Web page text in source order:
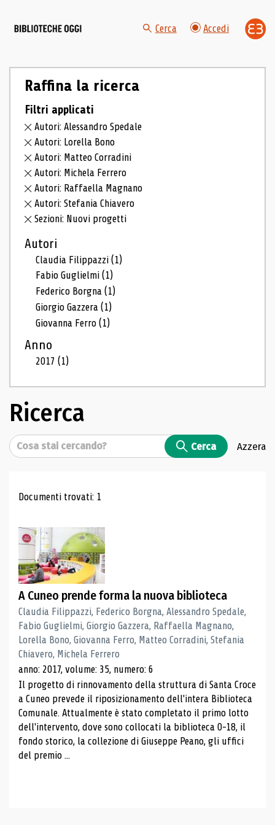
Cerca Accedi
Raffina la ricerca
Filtri applicati
Autori: Alessandro Spedale
Autori: Lorella Bono
Autori: Matteo Corradini
Autori: Michela Ferrero
Autori: Raffaella Magnano
Autori: Stefania Chiavero
Sezioni: Nuovi progetti
Autori
Claudia Filippazzi(1)
Fabio Guglielmi(1)
Federico Borgna(1)
Giorgio Gazzera(1)
Giovanna Ferro(1)
Anno
2017(1)
Ricerca
Cerca Cerca Azzera
Risultati di ricerca
Documenti trovati: 1
A Cuneo prende forma la nuova biblioteca
Claudia Filippazzi, Federico Borgna, Alessandro Spedale,
Fabio Guglielmi, Giorgio Gazzera, Raffaella Magnano,
Lorella Bono, Giovanna Ferro, Matteo Corradini, Stefania
Chiavero, Michela Ferrero
anno: 2017, volume: 35, numero: 6
Il progetto di rinnovamento della struttura di Santa Croce
a Cuneo prevede il riposizionamento dell'intera Biblioteca
Comunale. Attualmente è stato completato il primo lotto
dell'intervento, dove sono collocati la biblioteca 0-18, il
fondo storico, la collezione di Giuseppe Peano, gli uffici
del premio ...